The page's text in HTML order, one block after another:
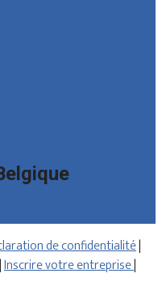
de confidentialité|
|Inscrire votre entreprise|